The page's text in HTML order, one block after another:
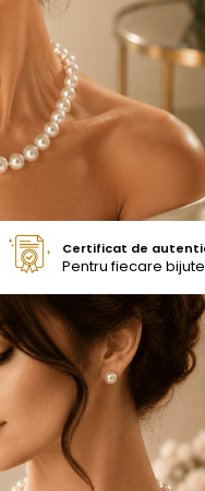
Certificat de
Pentru fiecare